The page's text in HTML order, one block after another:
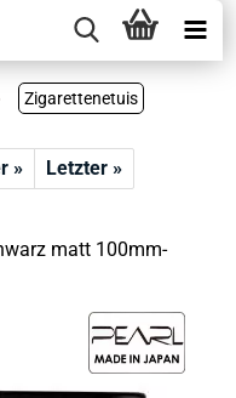
Zigarettenetuis
»
Letzter »
matt 100mm-